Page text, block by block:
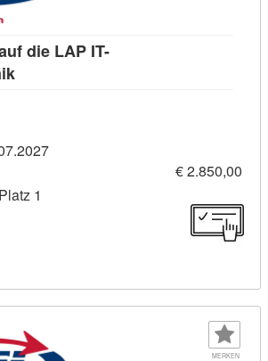
die LAP IT-
Kursdetail: Vorbereitung auf die LAP
€ 2.850,00
1
MERKEN